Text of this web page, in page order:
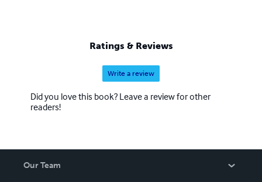
Ratings & Reviews
Write a review
Did you love this book? Leave a review for other
readers!
Our Team